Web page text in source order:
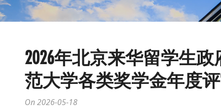
2026年北京来华留学生
范大学各类奖学金年度
On 2026-05-18